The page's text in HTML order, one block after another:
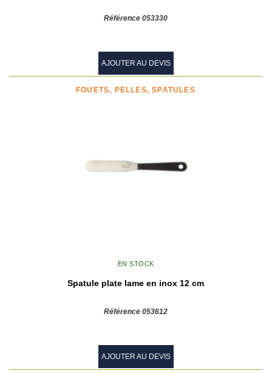
Référence 053330
AJOUTER AU DEVIS
FOUETS, PELLES, SPATULES
EN STOCK
Spatule plate lame en inox 12 cm
Référence 053612
AJOUTER AU DEVIS